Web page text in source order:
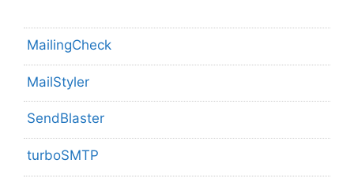
MailingCheck
MailStyler
SendBlaster
turboSMTP